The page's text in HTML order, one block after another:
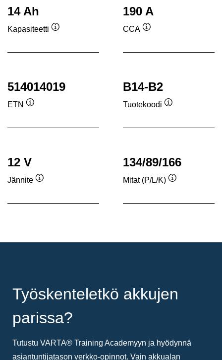
14 Ah
Kapasiteetti
190 A
CCA
514014019
ETN
B14-B2
Tuotekoodi
12 V
Jännite
134/89/166
Mitat (P/L/K)
Työskenteletkö akkujen
parissa?
Tutustu VARTA® Training Academyyn ja hyödynnä
asiantuntijatason verkko-opinnot. Vain akkualan